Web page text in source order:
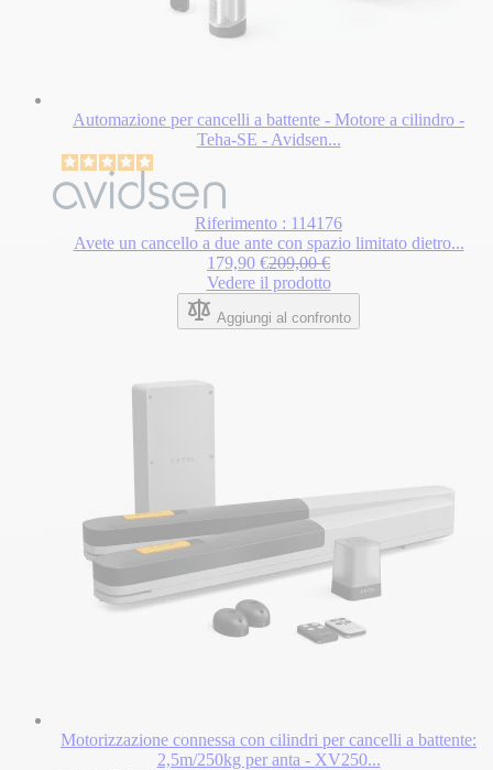
Automazione per cancelli a battente - Motore a cilindro -
Teha-SE - Avidsen...
Riferimento : 114176
Avete un cancello a due ante con spazio limitato dietro...
Special Price
179,90 € Regular Price
209,00 €
Vedere il prodotto
Aggiungi al confronto
Motorizzazione connessa con cilindri per cancelli a battente:
2,5m/250kg per anta - XV250...